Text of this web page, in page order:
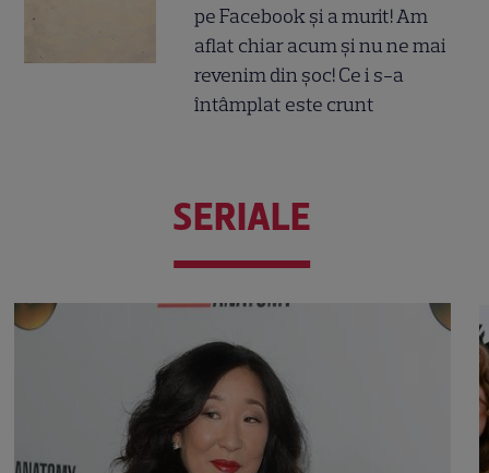
pe Facebook și a murit! Am
aflat chiar acum și nu ne mai
revenim din șoc! Ce i s-a
întâmplat este crunt
SERIALE